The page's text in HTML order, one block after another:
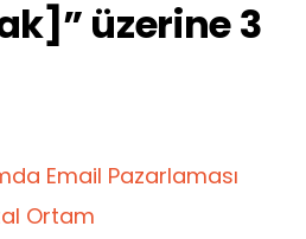
üzerine 3
Email Pazarlaması
Ortam